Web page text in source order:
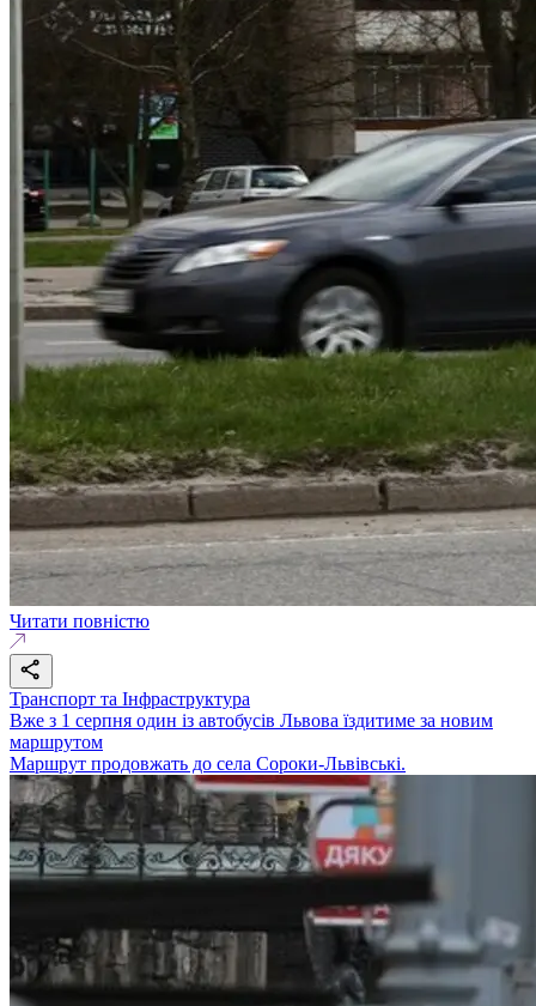
Читати повністю
Транспорт та Інфраструктура
Вже з 1 серпня один із автобусів Львова їздитиме за новим
маршрутом
Маршрут продовжать до села Сороки-Львівські.